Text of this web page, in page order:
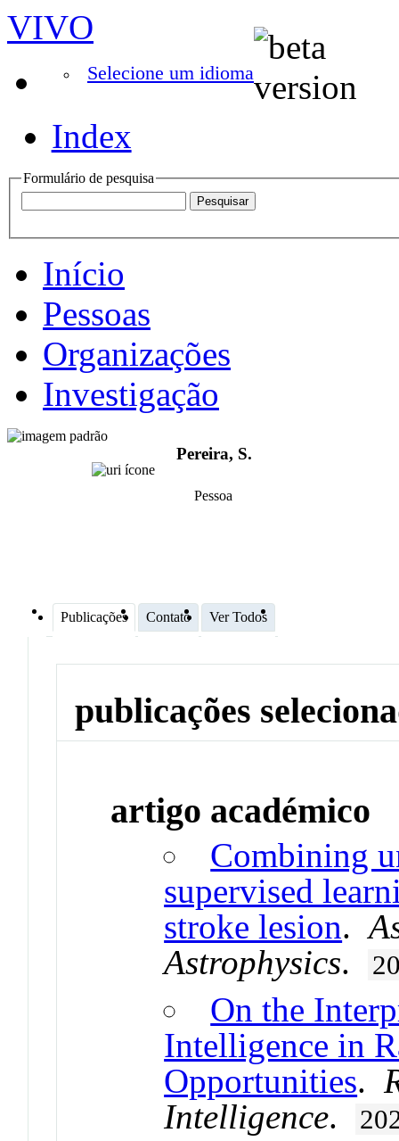
VIVO
Selecione um idioma
Index
Formulário de pesquisa
Início
Pessoas
Organizações
Investigação
Pereira, S.
Pessoa
Publicações Contato Ver Todos
publicações
artigo académico
Combining
supervised
stroke lesion.
Astrophysics.
On the
Intelligence in
Opportunities.
Intelligence.